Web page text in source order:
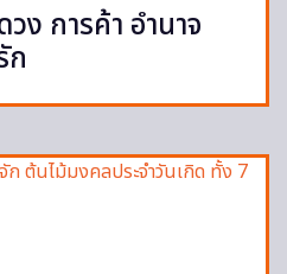
ง การค้า อำนาจ
ก